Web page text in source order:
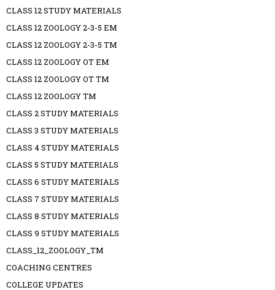
CLASS 12 STUDY MATERIALS
CLASS 12 ZOOLOGY 2-3-5 EM
CLASS 12 ZOOLOGY 2-3-5 TM
CLASS 12 ZOOLOGY OT EM
CLASS 12 ZOOLOGY OT TM
CLASS 12 ZOOLOGY TM
CLASS 2 STUDY MATERIALS
CLASS 3 STUDY MATERIALS
CLASS 4 STUDY MATERIALS
CLASS 5 STUDY MATERIALS
CLASS 6 STUDY MATERIALS
CLASS 7 STUDY MATERIALS
CLASS 8 STUDY MATERIALS
CLASS 9 STUDY MATERIALS
CLASS_12_ZOOLOGY_TM
COACHING CENTRES
COLLEGE UPDATES